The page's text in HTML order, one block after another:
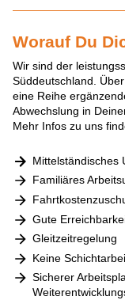
Worauf Du
Wir sind der
Süddeutschland.
eine Reihe
Abwechslung in
Mehr Infos zu uns
Mittelständisches
Familiäres
Gute
Gleitzeitregelung
Keine
Sicherer